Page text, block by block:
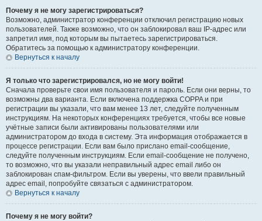
Почему я не могу зарегистрироваться?
Возможно, администратор конференции отключил регистрацию новых
пользователей. Также возможно, что он заблокировал ваш IP-адрес или
запретил имя, под которым вы пытаетесь зарегистрироваться.
Обратитесь за помощью к администратору конференции.
Вернуться к началу
Я только что зарегистрировался, но не могу войти!
Сначала проверьте свои имя пользователя и пароль. Если они верны, то
возможны два варианта. Если включена поддержка COPPA и при
регистрации вы указали, что вам менее 13 лет, следуйте полученным
инструкциям. На некоторых конференциях требуется, чтобы все новые
учётные записи были активированы пользователями или
администратором до входа в систему. Эта информация отображается в
процессе регистрации. Если вам было прислано email-сообщение,
следуйте полученным инструкциям. Если email-сообщение не получено,
то возможно, что вы указали неправильный адрес email либо он
заблокирован спам-фильтром. Если вы уверены, что ввели правильный
адрес email, попробуйте связаться с администратором.
Вернуться к началу
Почему я не могу войти?